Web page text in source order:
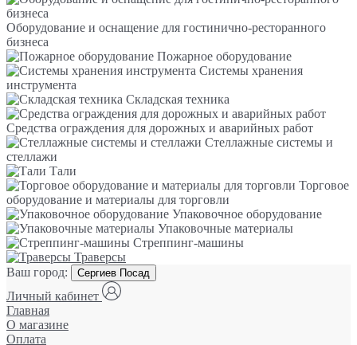
Оборудование и оснащение для гостинично-ресторанного
бизнеса
Пожарное оборудование
Системы хранения
инструмента
Складская техника
Средства ограждения для дорожных и аварийных работ
Стеллажные системы и
стеллажи
Тали
Торговое
оборудование и материалы для торговли
Упаковочное оборудование
Упаковочные материалы
Стреппинг-машины
Траверсы
Ваш город:
Сергиев Посад
Личный кабинет
Главная
О магазине
Оплата